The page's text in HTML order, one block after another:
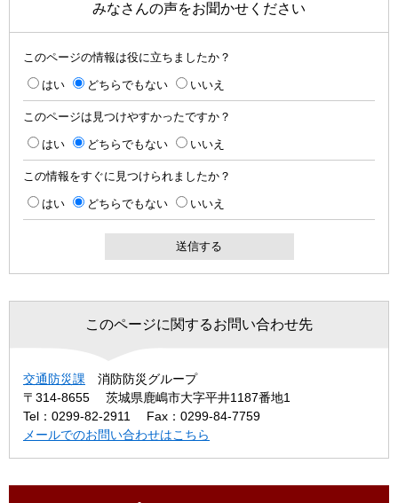
みなさんの声をお聞かせください
このページの情報は役に立ちましたか？
はい どちらでもない いいえ
このページは見つけやすかったですか？
はい どちらでもない いいえ
この情報をすぐに見つけられましたか？
はい どちらでもない いいえ
このページに関するお問い合わせ先
交通防災課
消防防災グループ
〒314-8655
茨城県鹿嶋市大字平井1187番地1
Tel：0299-82-2911
Fax：0299-84-7759
メールでのお問い合わせはこちら